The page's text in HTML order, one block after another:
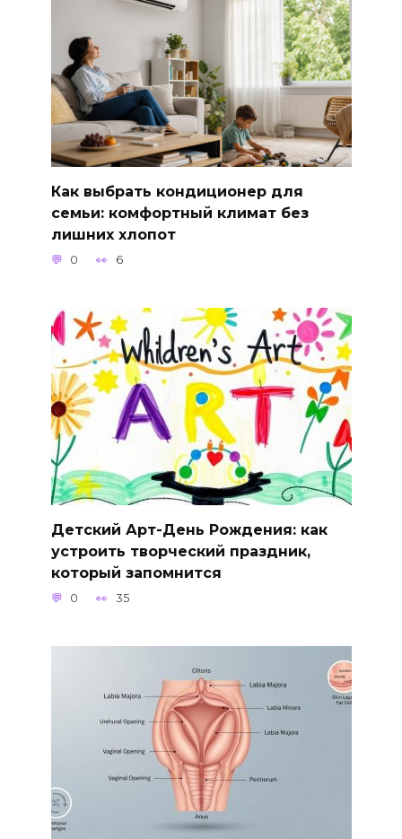
Как выбрать кондиционер для
семьи: комфортный климат без
лишних хлопот
0 6
Детский Арт-День Рождения: как
устроить творческий праздник,
который запомнится
0 35